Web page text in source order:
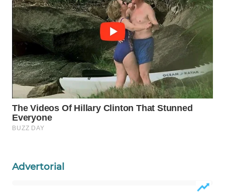
Advertorial
MANDALIKA
WN
LIKUPANG
WN
LABUANBAJO
WN
BORNEO
Group